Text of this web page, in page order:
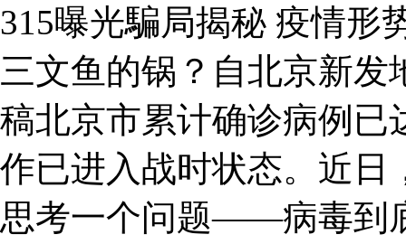
315曝光騙局揭秘 疫情形
三文鱼的锅？自北京新
稿北京市累计确诊病例已
作已进入战时状态。近日
思考一个问题——病毒到